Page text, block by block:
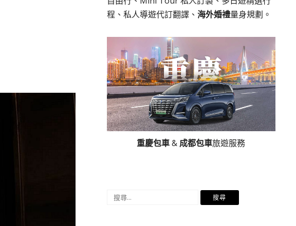
程、私人導遊代訂翻譯、 海外婚禮量身規劃。
重慶包車& 成都包車旅遊服務
搜